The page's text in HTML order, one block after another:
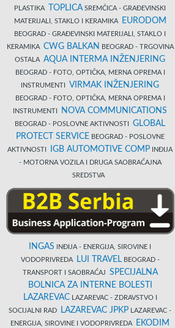
PLASTIKA
TOPLICA SREMČICA - GRAĐEVINSKI
MATERIJALI, STAKLO I KERAMIKA
EURODOM
BEOGRAD - GRAĐEVINSKI MATERIJALI, STAKLO I
KERAMIKA CWG BALKAN
BEOGRAD - TRGOVINA
OSTALA AQUA INTERMA INŽENJERING
BEOGRAD - FOTO, OPTIČKA, MERNA OPREMA I
INSTRUMENTI VIRMAK INŽENJERING
BEOGRAD - FOTO, OPTIČKA, MERNA OPREMA I
INSTRUMENTI
NOVA COMMUNICATIONS
BEOGRAD - POSLOVNE AKTIVNOSTI GLOBAL
PROTECT SERVICE BEOGRAD - POSLOVNE
AKTIVNOSTI
IGB AUTOMOTIVE COMP INĐIJA
- MOTORNA VOZILA I DRUGA SAOBRAĆAJNA
SREDSTVA
INGAS INĐIJA - ENERGIJA, SIROVINE I
VODOPRIVREDA
LUI TRAVELBEOGRAD -
TRANSPORT I SAOBRAĆAJ SPECIJALNA
BOLNICA ZA INTERNE BOLESTI
LAZAREVACLAZAREVAC - ZDRAVSTVO I
SOCIJALNI RAD
LAZAREVAC JPKP LAZAREVAC -
ENERGIJA, SIROVINE I VODOPRIVREDA
EKODIM